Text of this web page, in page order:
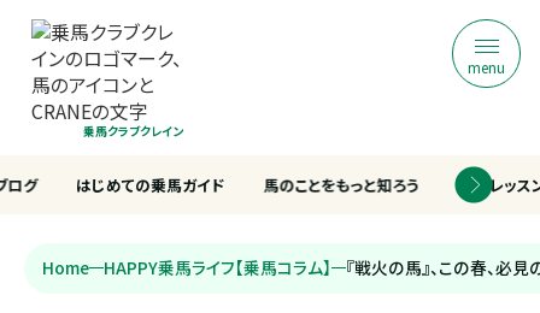
乗馬クラブクレイン
menu
はじめての乗馬ガイド 馬のことをもっと知ろう 乗馬レッス
ログ
Home HAPPY乗馬ライフ【乗馬コラム】 『戦火の馬』、この春、必見